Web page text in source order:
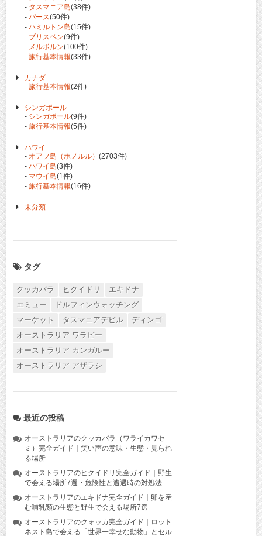
- タスマニア島(38件)
- パース(50件)
- ハミルトン島(15件)
- ブリスベン(9件)
- メルボルン(100件)
- 旅行基本情報(33件)
カナダ
- 旅行基本情報(2件)
シンガポール
- シンガポール(9件)
- 旅行基本情報(5件)
ハワイ
- オアフ島（ホノルル） (2703件)
- ハワイ島(3件)
- マウイ島(1件)
- 旅行基本情報(16件)
未分類
タグ
クッカバラ ヒクイドリ
エキドナ
エミュー
ドルフィンウォッチング
マーケット
タスマニアデビル
ディンゴ
オーストラリア ワラビー
オーストラリア カンガルー
オーストラリア アザラシ
最近の投稿
オーストラリアのクッカバラ（ワライカワセ
ミ）完全ガイド｜笑い声の意味・生態・見られ
る場所
オーストラリアのヒクイドリ完全ガイド｜野生
で会える場所7選・危険性と遭遇時の対処法
オーストラリアのエキドナ完全ガイド｜卵を産
む哺乳類の生態と野生で会える場所7選
オーストラリアのクォッカ完全ガイド｜ロット
ネスト島で会える「世界一幸せな動物」とセル